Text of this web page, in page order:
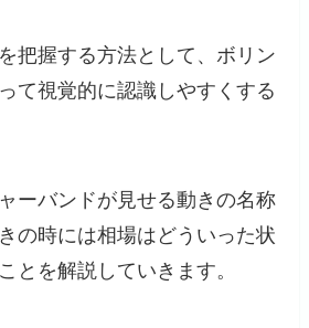
把握する方法として、ボリン
て視覚的に認識しやすくする
ーバンドが見せる動きの名称
の時には相場はどういった状
とを解説していきます。